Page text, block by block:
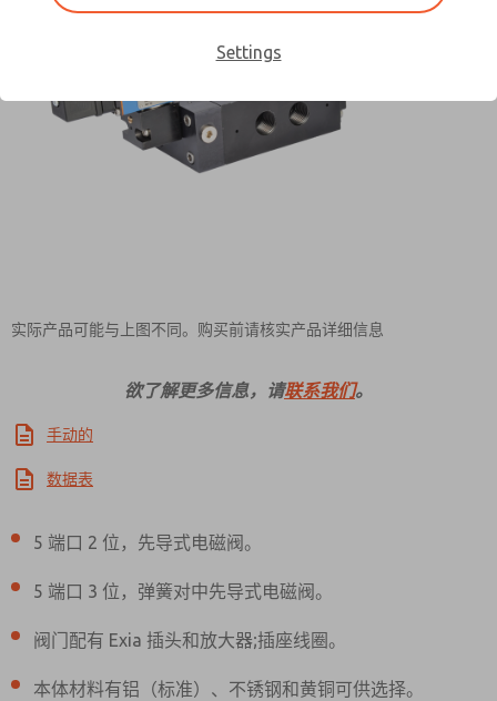
实际产品可能与上图不同。购买前请核实产品详细信息
欲了解更多信息，请联系我们。
手动的
数据表
5 端口 2 位，先导式电磁阀。
5 端口 3 位，弹簧对中先导式电磁阀。
阀门配有 Exia 插头和放大器;插座线圈。
本体材料有铝（标准）、不锈钢和黄铜可供选择。
Information
Settings